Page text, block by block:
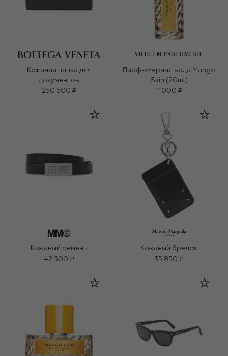
Кожаная папка для
документов
250 500 ₽
VILHELM PARFUMERIE
Парфюмерная вода Mango
Skin (20ml)
11 000 ₽
Кожаный ремень
42 500 ₽
Кожаный брелок
35 850 ₽